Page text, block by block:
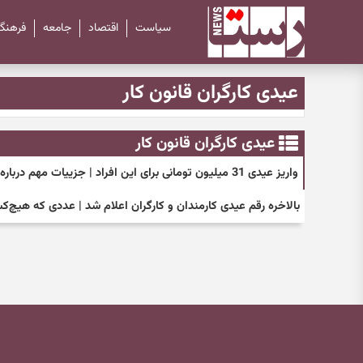
سیاست اقتصاد جامعه
عیدی کارگران قانون کار
عیدی کارگران قانون کار
واریز عیدی 31 میلیون تومانی برای این افراد | جزییات مهم درباره مبلغ عیدی امسال
بالاخره رقم عیدی کارمندان و کارگران اعلام شد | عددی که